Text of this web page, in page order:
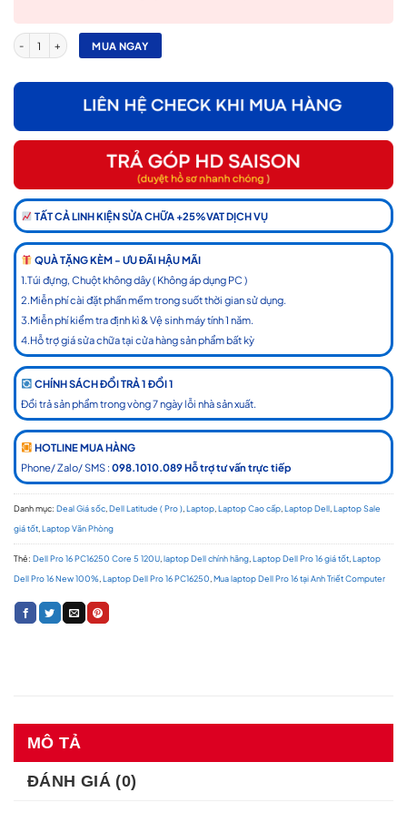
Laptop Dell Pro 16 PC16250 – Core™ 5 120U, RAM 16GB, SSD 512GB, Intel Graphics,
MUA NGAY
TẤT CẢ LINH KIỆN SỬA CHỮA +25%VAT DỊCH VỤ
QUÀ TẶNG KÈM - ƯU ĐÃI HẬU MÃI
1.Túi đựng, Chuột không dây ( Không áp dụng PC )
2.Miễn phí cài đặt phần mềm trong suốt thời gian sử dụng.
3.Miễn phí kiểm tra định kì & Vệ sinh máy tính 1 năm.
4.Hỗ trợ giá sửa chữa tại cửa hàng sản phẩm bất kỳ
CHÍNH SÁCH ĐỔI TRẢ 1 ĐỔI 1
Đổi trả sản phẩm trong vòng 7 ngày lỗi nhà sản xuất.
HOTLINE MUA HÀNG
Phone/ Zalo/ SMS : 098.1010.089 Hỗ trợ tư vấn trực tiếp
Danh mục: Deal Giá sốc Dell Latitude ( Pro ) Laptop Laptop Cao cấp Laptop Dell Laptop Sale
giá tốt Laptop Văn Phòng
Thẻ: Dell Pro 16 PC16250 Core 5 120U laptop Dell chính hãng Laptop Dell Pro 16 giá tốt Laptop
Dell Pro 16 New 100% Laptop Dell Pro 16 PC16250 Mua laptop Dell Pro 16 tại Anh Triết Computer
MÔ TẢ
ĐÁNH GIÁ (0)